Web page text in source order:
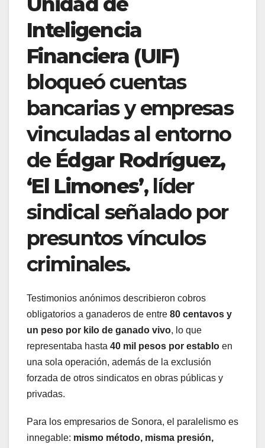
Inteligencia
Financiera (UIF)
bloqueó cuentas
bancarias y empresas
vinculadas al entorno
de Édgar Rodríguez,
‘El Limones’, líder
sindical señalado por
presuntos vínculos
criminales.
Testimonios anónimos describieron cobros
obligatorios a ganaderos de entre 80 centavos y
un peso por kilo de ganado vivo, lo que
representaba hasta 40 mil pesos por establo en
una sola operación, además de la exclusión
forzada de otros sindicatos en obras públicas y
privadas.
Para los empresarios de Sonora, el paralelismo es
innegable: mismo método, misma presión,